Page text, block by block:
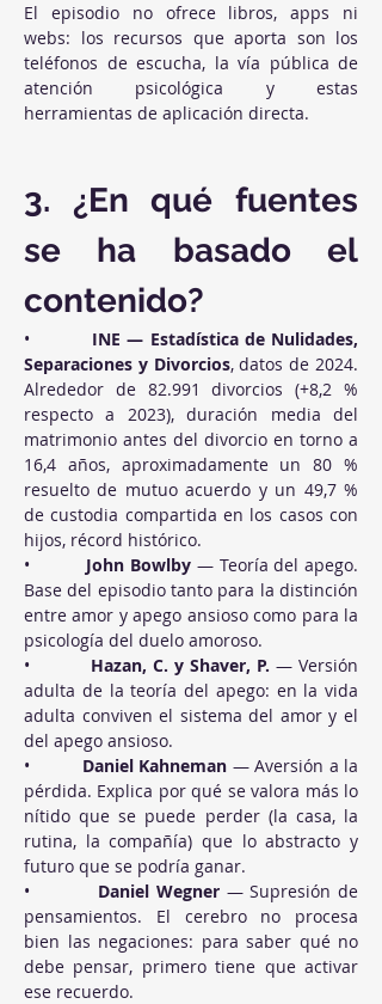
El episodio no ofrece libros, apps ni
webs: los recursos que aporta son los
teléfonos de escucha, la vía pública de
atención psicológica y estas
herramientas de aplicación directa.
3. ¿En qué fuentes
se ha basado el
contenido?
• INE — Estadística de Nulidades,
Separaciones y Divorcios, datos de 2024.
Alrededor de 82.991 divorcios (+8,2 %
respecto a 2023), duración media del
matrimonio antes del divorcio en torno a
16,4 años, aproximadamente un 80 %
resuelto de mutuo acuerdo y un 49,7 %
de custodia compartida en los casos con
hijos, récord histórico.
• John Bowlby — Teoría del apego.
Base del episodio tanto para la distinción
entre amor y apego ansioso como para la
psicología del duelo amoroso.
• Hazan, C. y Shaver, P. — Versión
adulta de la teoría del apego: en la vida
adulta conviven el sistema del amor y el
del apego ansioso.
• Daniel Kahneman — Aversión a la
pérdida. Explica por qué se valora más lo
nítido que se puede perder (la casa, la
rutina, la compañía) que lo abstracto y
futuro que se podría ganar.
• Daniel Wegner — Supresión de
pensamientos. El cerebro no procesa
bien las negaciones: para saber qué no
debe pensar, primero tiene que activar
ese recuerdo.